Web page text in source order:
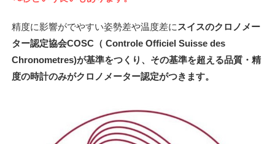
精度に影響がでやすい姿勢差や温度差に スイスのクロノメー
ター認定協会COSC（ Controle Officiel Suisse des
Chronometres)が基準をつくり、その基準を超える品質・精
度の時計のみがクロノメーター認定がつきます。